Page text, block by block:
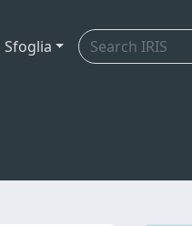
Sfoglia